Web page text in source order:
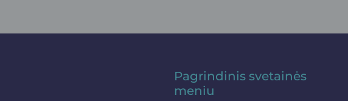
Pagrindinis svetainės
meniu